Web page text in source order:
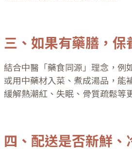
三、如果有藥膳，保
結合中醫「藥食同源」理念，例
或用中藥材入菜、煮成湯品，能
緩解熱潮紅、失眠、骨質疏鬆等
四、配送是否新鮮、